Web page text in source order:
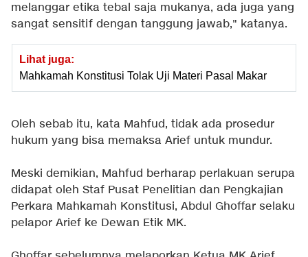
melanggar etika tebal saja mukanya, ada juga yang
sangat sensitif dengan tanggung jawab," katanya.
Lihat juga:
Mahkamah Konstitusi Tolak Uji Materi Pasal Makar
Oleh sebab itu, kata Mahfud, tidak ada prosedur
hukum yang bisa memaksa Arief untuk mundur.
Meski demikian, Mahfud berharap perlakuan serupa
didapat oleh Staf Pusat Penelitian dan Pengkajian
Perkara Mahkamah Konstitusi, Abdul Ghoffar selaku
pelapor Arief ke Dewan Etik MK.